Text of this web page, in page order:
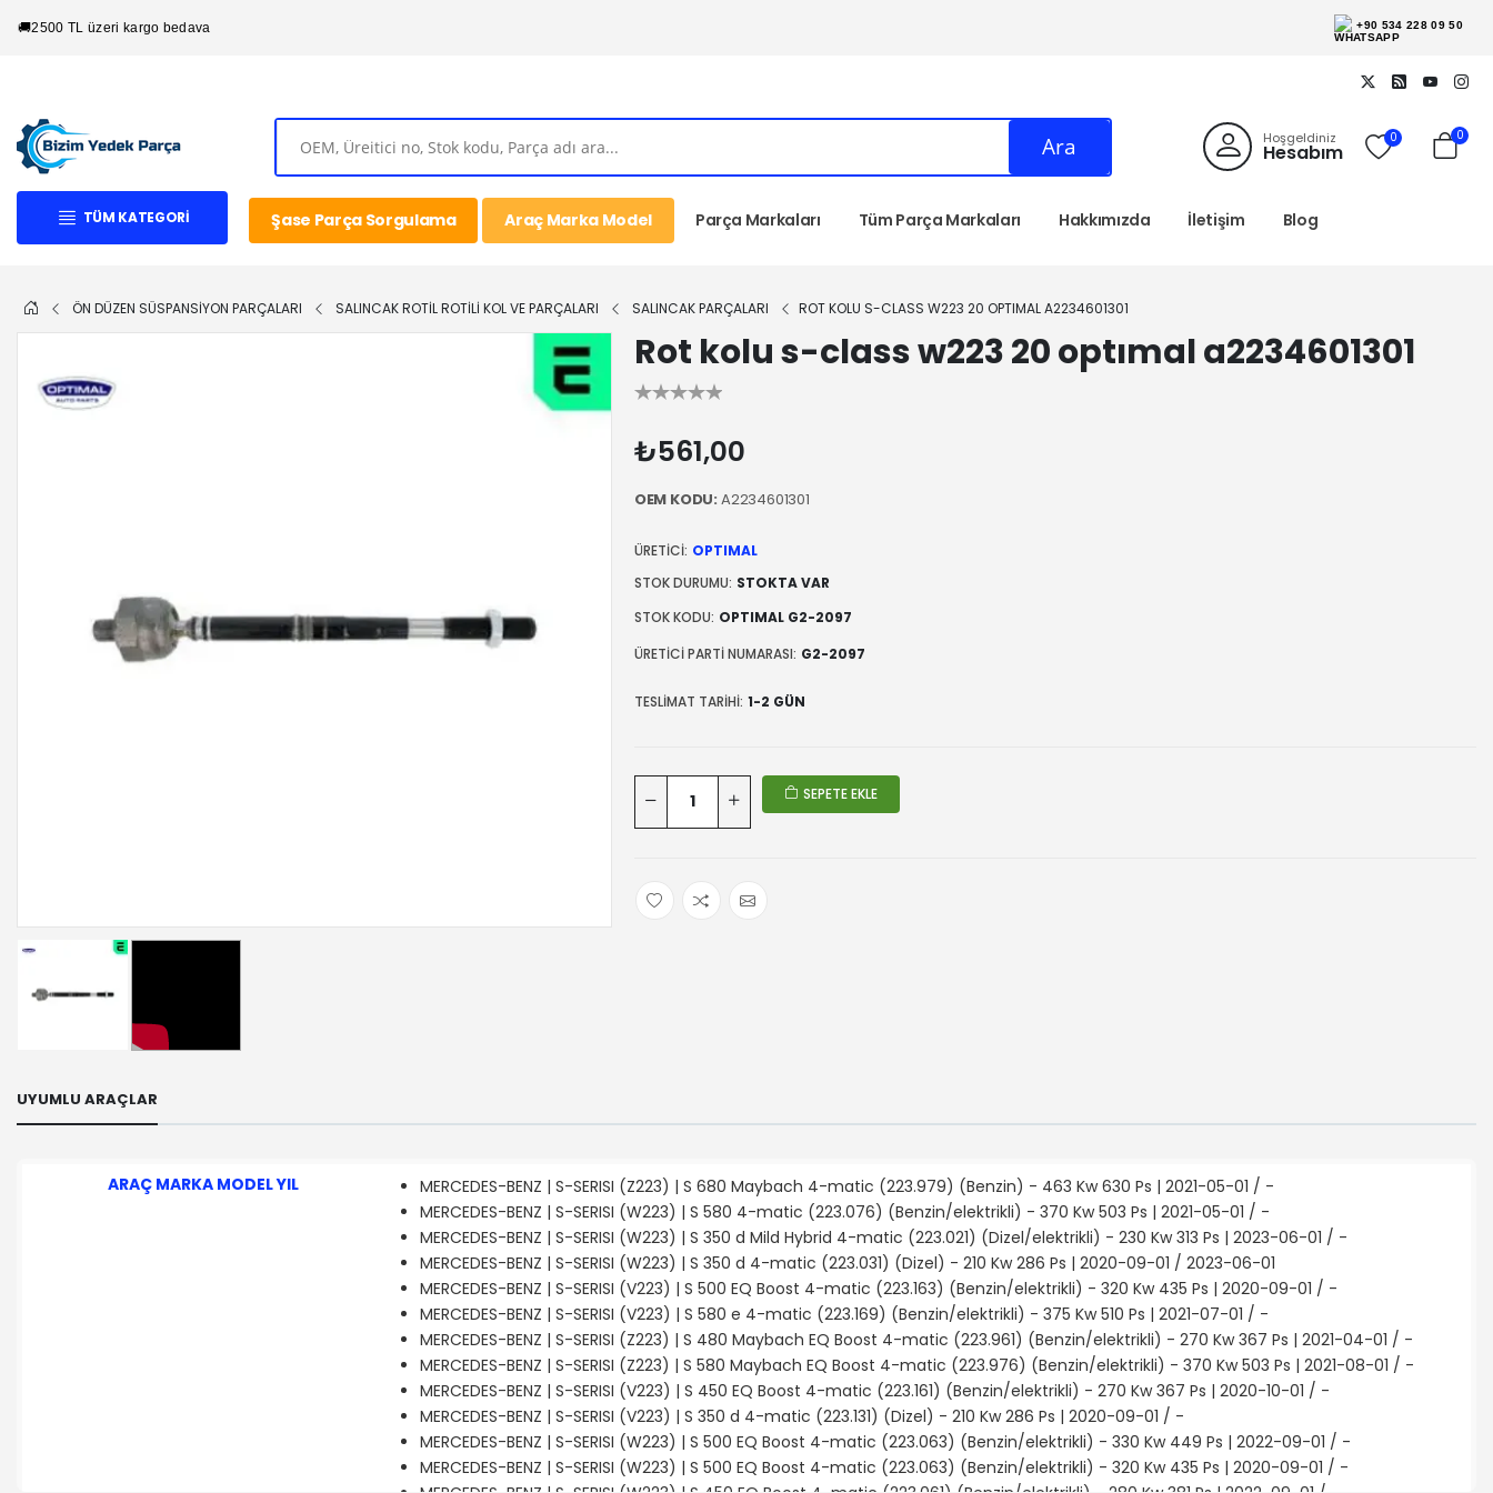
🚚2500 TL üzeri kargo bedava +90 534 228 09 50
Ara Hoşgeldiniz
Hesabım
0 0
TÜM KATEGORI Şase Parça Sorgulama Araç Marka Model Parça Markaları Tüm Parça Markaları Hakkımızda İletişim Blog
ÖN DÜZEN SÜSPANSİYON PARÇALARI SALINCAK ROTİL ROTİLİ KOL VE PARÇALARI SALINCAK PARÇALARI ROT KOLU S-CLASS W223 20 OPTIMAL A2234601301
Rot kolu s-class w223 20 optımal a2234601301
₺561,00
OEM KODU: A2234601301
ÜRETICI: OPTIMAL
STOK DURUMU: STOKTA VAR
STOK KODU: OPTIMAL G2-2097
ÜRETICI PARTI NUMARASI: G2-2097
TESLIMAT TARIHI: 1-2 GÜN
SEPETE EKLE
UYUMLU ARAÇLAR
ARAÇ MARKA MODEL YIL
MERCEDES-BENZ | S-SERISI (Z223) | S 680 Maybach 4-matic (223.979) (Benzin) - 463 Kw 630 Ps | 2021-05-01 / -
MERCEDES-BENZ | S-SERISI (W223) | S 580 4-matic (223.076) (Benzin/elektrikli) - 370 Kw 503 Ps | 2021-05-01 / -
MERCEDES-BENZ | S-SERISI (W223) | S 350 d Mild Hybrid 4-matic (223.021) (Dizel/elektrikli) - 230 Kw 313 Ps | 2023-06-01 / -
MERCEDES-BENZ | S-SERISI (W223) | S 350 d 4-matic (223.031) (Dizel) - 210 Kw 286 Ps | 2020-09-01 / 2023-06-01
MERCEDES-BENZ | S-SERISI (V223) | S 500 EQ Boost 4-matic (223.163) (Benzin/elektrikli) - 320 Kw 435 Ps | 2020-09-01 / -
MERCEDES-BENZ | S-SERISI (V223) | S 580 e 4-matic (223.169) (Benzin/elektrikli) - 375 Kw 510 Ps | 2021-07-01 / -
MERCEDES-BENZ | S-SERISI (Z223) | S 480 Maybach EQ Boost 4-matic (223.961) (Benzin/elektrikli) - 270 Kw 367 Ps | 2021-04-01 / -
MERCEDES-BENZ | S-SERISI (Z223) | S 580 Maybach EQ Boost 4-matic (223.976) (Benzin/elektrikli) - 370 Kw 503 Ps | 2021-08-01 / -
MERCEDES-BENZ | S-SERISI (V223) | S 450 EQ Boost 4-matic (223.161) (Benzin/elektrikli) - 270 Kw 367 Ps | 2020-10-01 / -
MERCEDES-BENZ | S-SERISI (V223) | S 350 d 4-matic (223.131) (Dizel) - 210 Kw 286 Ps | 2020-09-01 / -
MERCEDES-BENZ | S-SERISI (W223) | S 500 EQ Boost 4-matic (223.063) (Benzin/elektrikli) - 330 Kw 449 Ps | 2022-09-01 / -
MERCEDES-BENZ | S-SERISI (W223) | S 500 EQ Boost 4-matic (223.063) (Benzin/elektrikli) - 320 Kw 435 Ps | 2020-09-01 / -